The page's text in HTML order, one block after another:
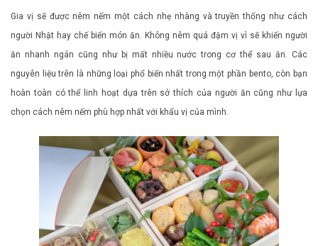
Gia vị sẽ được nêm nếm một cách nhẹ nhàng và truyền thống như cách
người Nhật hay chế biến món ăn. Không nêm quá đậm vị vì sẽ khiến người
ăn nhanh ngán cũng như bị mất nhiều nước trong cơ thể sau ăn. Các
nguyên liệu trên là những loại phổ biến nhất trong một phần bento, còn bạn
hoàn toàn có thể linh hoạt dựa trên sở thích của người ăn cũng như lựa
chọn cách nêm nếm phù hợp nhất với khẩu vị của mình.